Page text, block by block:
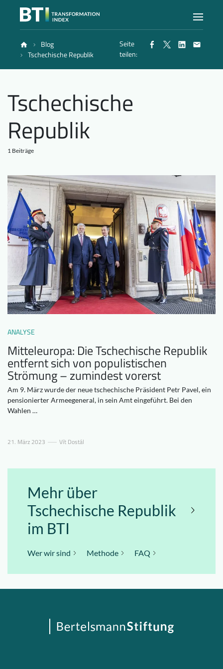
Index
Methode
Blog
Downloads Wer wir sind
FAQ Newsletter
Kontakt
Blog
Tschechische Republik
Seite
teilen:
Tschechische
Republik
1 Beiträge
ANALYSE
Mitteleuropa: Die Tschechische Republik
entfernt sich von populistischen
Strömung – zumindest vorerst
Am 9. März wurde der neue tschechische Präsident Petr Pavel, ein
pensionierter Armeegeneral, in sein Amt eingeführt. Bei den
Wahlen …
21. März 2023 Vít Dostál
Mehr über
Tschechische Republik
im BTI
Wer wir sind Methode FAQ